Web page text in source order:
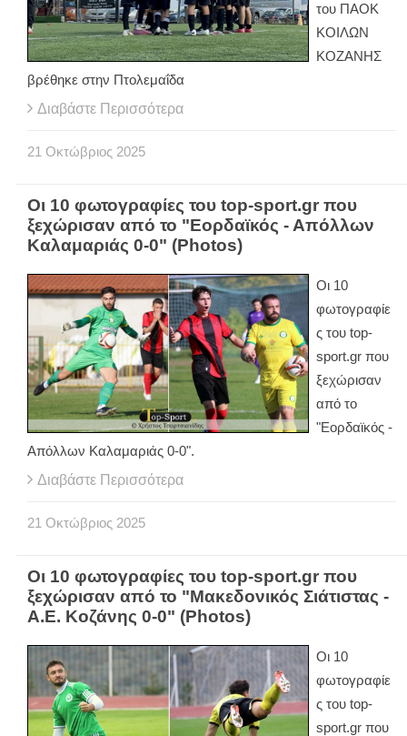
του ΠΑΟΚ
ΚΟΙΛΩΝ
ΚΟΖΑΝΗΣ
βρέθηκε στην Πτολεμαΐδα
Διαβάστε Περισσότερα
21 Οκτώβριος 2025
Οι 10 φωτογραφίες του top-sport.gr που
ξεχώρισαν από το "Εορδαϊκός - Απόλλων
Καλαμαριάς 0-0" (Photos)
Οι 10
φωτογραφίε
ς του top-
sport.gr που
ξεχώρισαν
από το
"Εορδαϊκός -
Απόλλων Καλαμαριάς 0-0".
Διαβάστε Περισσότερα
21 Οκτώβριος 2025
Οι 10 φωτογραφίες του top-sport.gr που
ξεχώρισαν από το "Μακεδονικός Σιάτιστας -
Α.Ε. Κοζάνης 0-0" (Photos)
Οι 10
φωτογραφίε
ς του top-
sport.gr που